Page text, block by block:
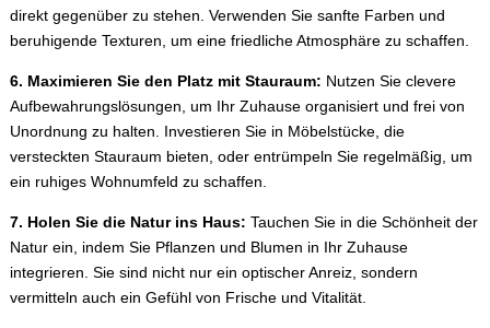
direkt gegenüber zu stehen. Verwenden Sie sanfte Farben und
beruhigende Texturen, um eine friedliche Atmosphäre zu schaffen.
6. Maximieren Sie den Platz mit Stauraum: Nutzen Sie clevere
Aufbewahrungslösungen, um Ihr Zuhause organisiert und frei von
Unordnung zu halten. Investieren Sie in Möbelstücke, die
versteckten Stauraum bieten, oder entrümpeln Sie regelmäßig, um
ein ruhiges Wohnumfeld zu schaffen.
7. Holen Sie die Natur ins Haus: Tauchen Sie in die Schönheit der
Natur ein, indem Sie Pflanzen und Blumen in Ihr Zuhause
integrieren. Sie sind nicht nur ein optischer Anreiz, sondern
vermitteln auch ein Gefühl von Frische und Vitalität.